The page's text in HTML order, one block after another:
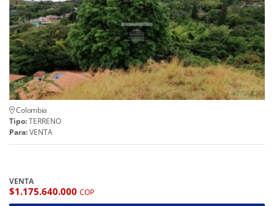
Colombia
Tipo:TERRENO
Para:VENTA
VENTA
$1.175.640.000 COP